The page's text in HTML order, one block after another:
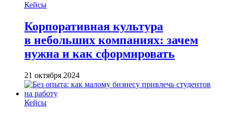
Кейсы
Корпоративная культура
в небольших компаниях: зачем
нужна и как сформировать
21 октября 2024
Кейсы